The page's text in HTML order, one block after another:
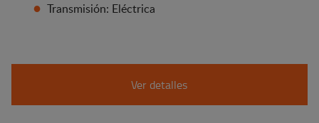
Transmisión: Eléctrica
Ver detalles